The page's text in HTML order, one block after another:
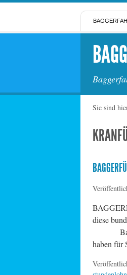
Sie sind
diese
haben